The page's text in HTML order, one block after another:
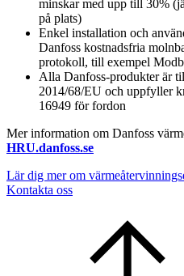
minskar med upp till 30%
på plats)
Enkel installation och
Danfoss kostnadsfria
protokoll, till exempel
Alla Danfoss-produkter är
2014/68/EU och uppfyller
16949 för fordon
Mer information om Danfoss
HRU.danfoss.se
Lär dig mer om
Kontakta oss